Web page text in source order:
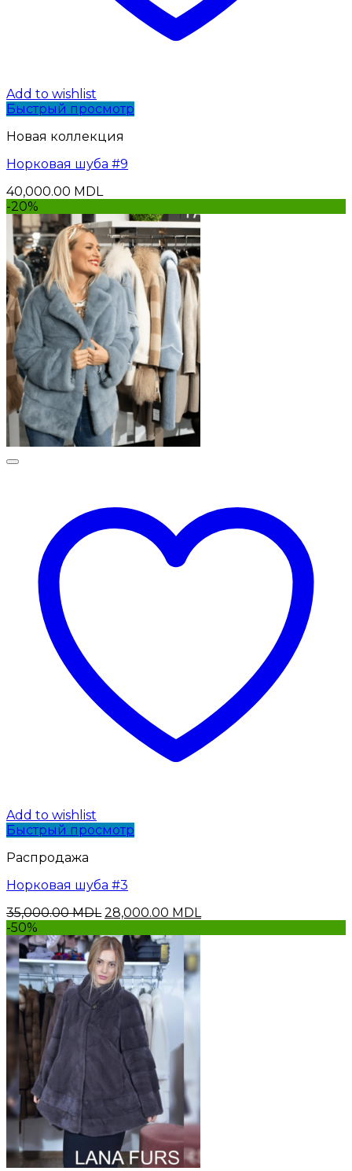
Add to wishlist
Быстрый просмотр
Новая коллекция
Норковая шуба #9
40,000.00 MDL
-20%
Add to wishlist
Быстрый просмотр
Распродажа
Норковая шуба #3
35,000.00MDL Первоначальная
составляла
35,000.00 MDL.
28,000.00 MDL
-50%